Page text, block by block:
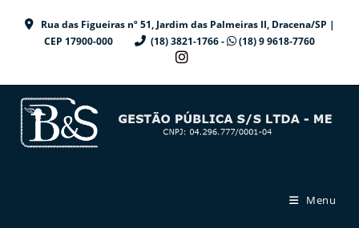
Rua das Figueiras nº 51, Jardim das Palmeiras II, Dracena/SP |
CEP 17900-000
(18) 3821-1766 - (18) 9 9618-7760
Menu